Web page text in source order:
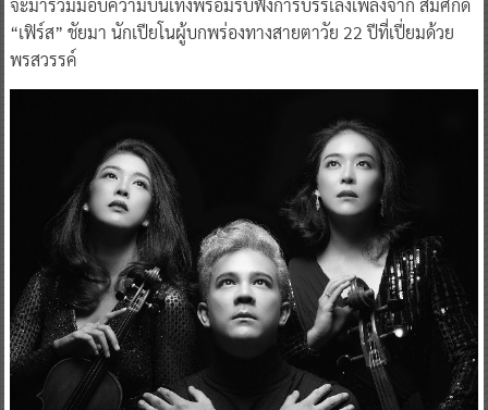
จะมาร่วมมอบความบันเทิงพร้อมรับฟังการบรรเลงเพลงจาก สมศักดิ์
“เฟิร์ส” ชัยมา นักเปียโนผู้บกพร่องทางสายตาวัย 22 ปีที่เปี่ยมด้วย
พรสวรรค์